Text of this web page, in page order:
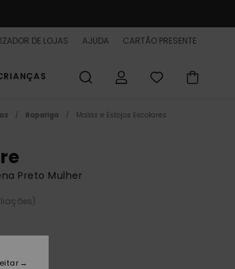
DE LOJAS AJUDA CARTÃO PRESENTE
Rapariga Malas e Estojos Escolares
Preto Mulher